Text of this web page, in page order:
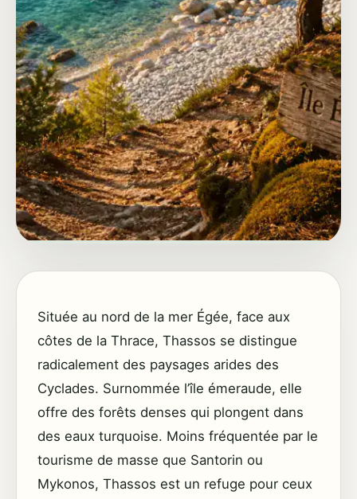
Située au nord de la mer Égée, face aux
côtes de la Thrace, Thassos se distingue
radicalement des paysages arides des
Cyclades. Surnommée l’île émeraude, elle
offre des forêts denses qui plongent dans
des eaux turquoise. Moins fréquentée par le
tourisme de masse que Santorin ou
Mykonos, Thassos est un refuge pour ceux